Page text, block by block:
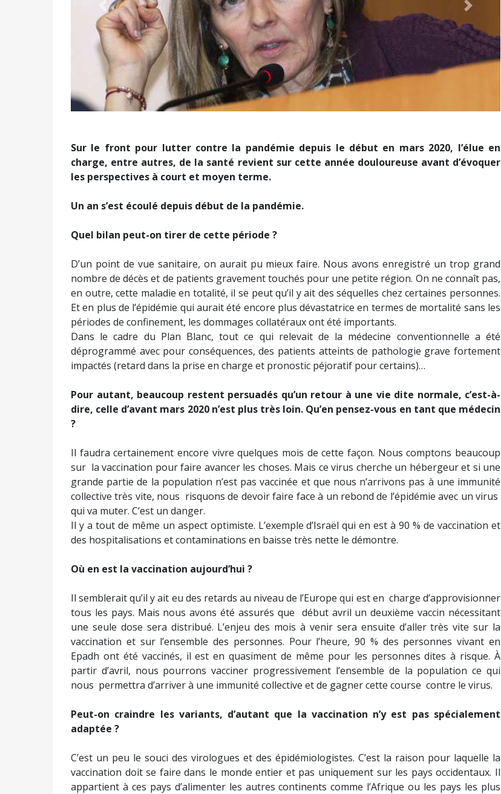
Précédent Suivant
Sur le front pour lutter contre la pandémie depuis le début en mars 2020, l’élue en
charge, entre autres, de la santé revient sur cette année douloureuse avant d’évoquer
les perspectives à court et moyen terme.
Un an s’est écoulé depuis début de la pandémie.
Quel bilan peut-on tirer de cette période ?
D’un point de vue sanitaire, on aurait pu mieux faire. Nous avons enregistré un trop grand
nombre de décès et de patients gravement touchés pour une petite région. On ne connaît pas,
en outre, cette maladie en totalité, il se peut qu’il y ait des séquelles chez certaines personnes.
Et en plus de l’épidémie qui aurait été encore plus dévastatrice en termes de mortalité sans les
périodes de confinement, les dommages collatéraux ont été importants.
Dans le cadre du Plan Blanc, tout ce qui relevait de la médecine conventionnelle a été
déprogrammé avec pour conséquences, des patients atteints de pathologie grave fortement
impactés (retard dans la prise en charge et pronostic péjoratif pour certains)…
Pour autant, beaucoup restent persuadés qu’un retour à une vie dite normale, c’est-à-
dire, celle d’avant mars 2020 n’est plus très loin. Qu’en pensez-vous en tant que médecin
?
Il faudra certainement encore vivre quelques mois de cette façon. Nous comptons beaucoup
sur la vaccination pour faire avancer les choses. Mais ce virus cherche un hébergeur et si une
grande partie de la population n’est pas vaccinée et que nous n’arrivons pas à une immunité
collective très vite, nous risquons de devoir faire face à un rebond de l’épidémie avec un virus
qui va muter. C’est un danger.
Il y a tout de même un aspect optimiste. L’exemple d’Israël qui en est à 90 % de vaccination et
des hospitalisations et contaminations en baisse très nette le démontre.
Où en est la vaccination aujourd’hui ?
Il semblerait qu’il y ait eu des retards au niveau de l’Europe qui est en charge d’approvisionner
tous les pays. Mais nous avons été assurés que début avril un deuxième vaccin nécessitant
une seule dose sera distribué. L’enjeu des mois à venir sera ensuite d’aller très vite sur la
vaccination et sur l’ensemble des personnes. Pour l’heure, 90 % des personnes vivant en
Epadh ont été vaccinés, il est en quasiment de même pour les personnes dites à risque. À
partir d’avril, nous pourrons vacciner progressivement l’ensemble de la population ce qui
nous permettra d’arriver à une immunité collective et de gagner cette course contre le virus.
Peut-on craindre les variants, d’autant que la vaccination n’y est pas spécialement
adaptée ?
C’est un peu le souci des virologues et des épidémiologistes. C’est la raison pour laquelle la
vaccination doit se faire dans le monde entier et pas uniquement sur les pays occidentaux. Il
appartient à ces pays d’alimenter les autres continents comme l’Afrique ou les pays les plus